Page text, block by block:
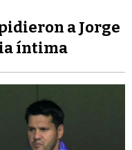
a Jorge
íntima